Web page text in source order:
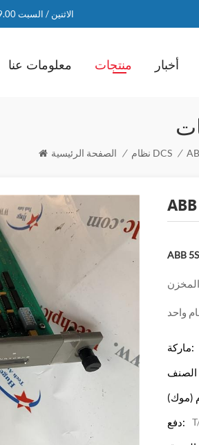
الاثنين / السبت 9.00 ص إلى 7:00 م
معلومات عنا منتجات أخبار
الصفحة الرئيسية / نظام DCS /
واحد
ماركة:
دفع: